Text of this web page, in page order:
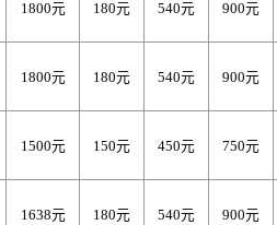
1800元 180元 540元 900元
1800元 180元 540元 900元
1500元 150元 450元 750元
1638元 180元 540元 900元